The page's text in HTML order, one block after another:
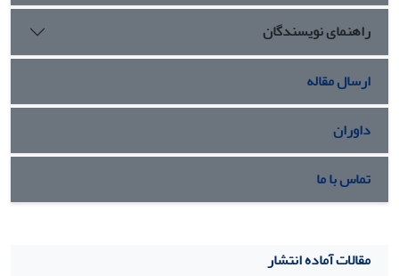
و مشاهده خشونت در خانواده خاستگاه، کاهش قدرت زن در
ساختار خانواده و کاهش همیاری و همکاری در خانواده.
راهنمای نویسندگان
ارسال مقاله
داوران
تماس با ما
مقالات آماده انتشار